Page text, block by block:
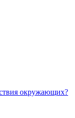
окружающих?